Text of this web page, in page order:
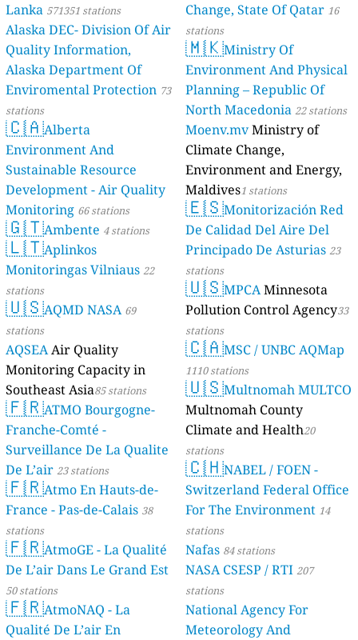
Lanka 571351 stations
Alaska DEC- Division Of Air
Quality Information,
Alaska Department Of
Enviromental Protection 73
stations
🇨🇦Alberta
Environment And
Sustainable Resource
Development - Air Quality
Monitoring 66 stations
🇬🇹Ambente 4 stations
🇱🇹Aplinkos
Monitoringas Vilniaus 22
stations
🇺🇸AQMD NASA 69
stations
AQSEAAir Quality
Monitoring Capacity in
Southeast Asia85 stations
🇫🇷ATMO Bourgogne-
Franche-Comté -
Surveillance De La Qualite
De L’air 23 stations
🇫🇷Atmo En Hauts-de-
France - Pas-de-Calais 38
stations
🇫🇷AtmoGE - La Qualité
De L’air Dans Le Grand Est
50 stations
🇫🇷AtmoNAQ - La
Qualité De L’air En
Change, State Of Qatar 16
stations
🇲🇰Ministry Of
Environment And Physical
Planning – Republic Of
North Macedonia 22 stations
Moenv.mvMinistry of
Climate Change,
Environment and Energy,
Maldives1 stations
🇪🇸Monitorización Red
De Calidad Del Aire Del
Principado De Asturias 23
stations
🇺🇸MPCAMinnesota
Pollution Control Agency33
stations
🇨🇦MSC / UNBC AQMap
1110 stations
🇺🇸Multnomah MULTCO
Multnomah County
Climate and Health20
stations
🇨🇭NABEL / FOEN -
Switzerland Federal Office
For The Environment 14
stations
Nafas 84 stations
NASA CSESP / RTI 207
stations
National Agency For
Meteorology And